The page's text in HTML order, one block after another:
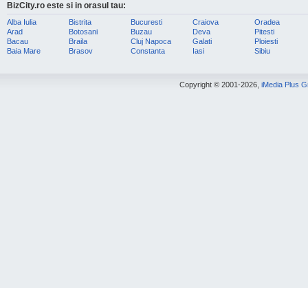
BizCity.ro este si in orasul tau:
Alba Iulia
Arad
Bacau
Baia Mare
Bistrita
Botosani
Braila
Brasov
Bucuresti
Buzau
Cluj Napoca
Constanta
Craiova
Deva
Galati
Iasi
Oradea
Pitesti
Ploiesti
Sibiu
Copyright © 2001-2026, iMedia Plus